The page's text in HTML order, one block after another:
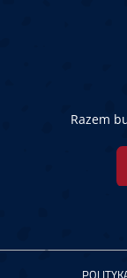
Razem